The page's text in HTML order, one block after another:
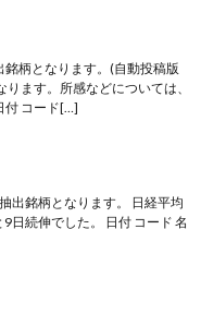
柄となります。(自動投稿版
ます。所感などについては、
付 コード[…]
出銘柄となります。 日経平均
日続伸でした。 日付 コード 名